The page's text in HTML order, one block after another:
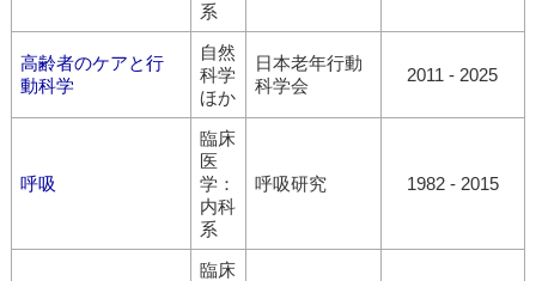
系
高齢者のケアと行
動科学
自然
科学
ほか
日本老年行動
科学会
2011 - 2025
呼吸
臨床
医
学：
内科
系
呼吸研究 1982 - 2015
臨床